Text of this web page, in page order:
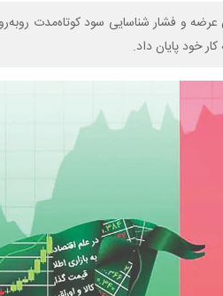
عرضه و فشار شناسایی سود کوتاه‌مدت
خود پایان داد.